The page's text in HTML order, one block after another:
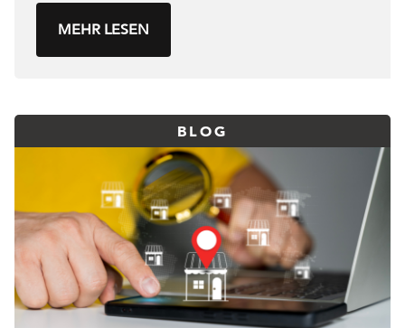
MEHR LESEN
BLOG